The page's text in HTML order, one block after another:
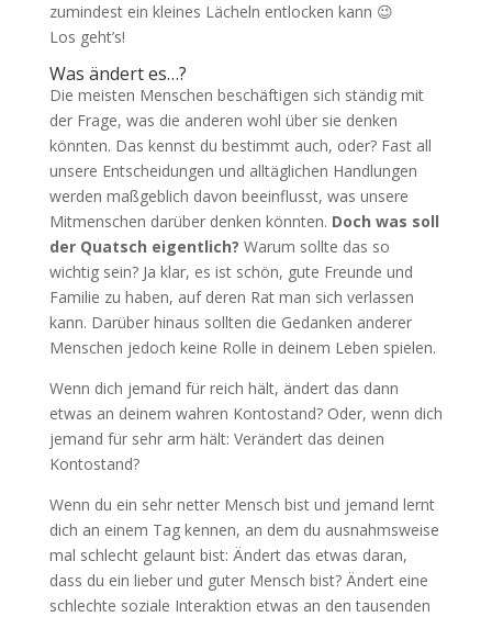
zumindest ein kleines Lächeln entlocken kann 😉
Los geht’s!
Was ändert es…?
Die meisten Menschen beschäftigen sich ständig mit
der Frage, was die anderen wohl über sie denken
könnten. Das kennst du bestimmt auch, oder? Fast all
unsere Entscheidungen und alltäglichen Handlungen
werden maßgeblich davon beeinflusst, was unsere
Mitmenschen darüber denken könnten. Doch was soll
der Quatsch eigentlich? Warum sollte das so
wichtig sein? Ja klar, es ist schön, gute Freunde und
Familie zu haben, auf deren Rat man sich verlassen
kann. Darüber hinaus sollten die Gedanken anderer
Menschen jedoch keine Rolle in deinem Leben spielen.
Wenn dich jemand für reich hält, ändert das dann
etwas an deinem wahren Kontostand? Oder, wenn dich
jemand für sehr arm hält: Verändert das deinen
Kontostand?
Wenn du ein sehr netter Mensch bist und jemand lernt
dich an einem Tag kennen, an dem du ausnahmsweise
mal schlecht gelaunt bist: Ändert das etwas daran,
dass du ein lieber und guter Mensch bist? Ändert eine
schlechte soziale Interaktion etwas an den tausenden